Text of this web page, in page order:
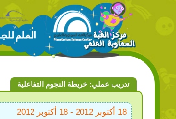
تدريب عملي: خريطة النجوم التفاعلية
18 أكتوبر 2012 - 18 أكتوبر 2012